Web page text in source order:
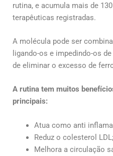
rutina, e acumula mais de
terapêuticas registradas.
A molécula pode ser
ligando-os e impedindo-os
de eliminar o excesso de
A rutina tem muitos
principais:
Atua como anti
Reduz o colesterol LDL;
Melhora a circulação